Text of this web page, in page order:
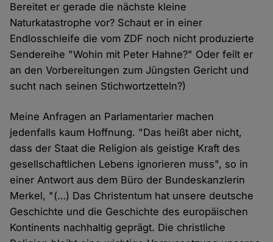
Bereitet er gerade die nächste kleine
Naturkatastrophe vor? Schaut er in einer
Endlosschleife die vom ZDF noch nicht produzierte
Sendereihe "Wohin mit Peter Hahne?" Oder feilt er
an den Vorbereitungen zum Jüngsten Gericht und
sucht nach seinen Stichwortzetteln?)
Meine Anfragen an Parlamentarier machen
jedenfalls kaum Hoffnung. "Das heißt aber nicht,
dass der Staat die Religion als geistige Kraft des
gesellschaftlichen Lebens ignorieren muss", so in
einer Antwort aus dem Büro der Bundeskanzlerin
Merkel, "(…) Das Christentum hat unsere deutsche
Geschichte und die Geschichte des europäischen
Kontinents nachhaltig geprägt. Die christliche